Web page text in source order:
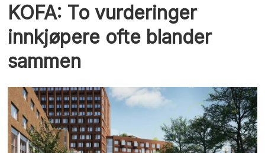
KOFA: To vurderinger
innkjøpere ofte blander
sammen